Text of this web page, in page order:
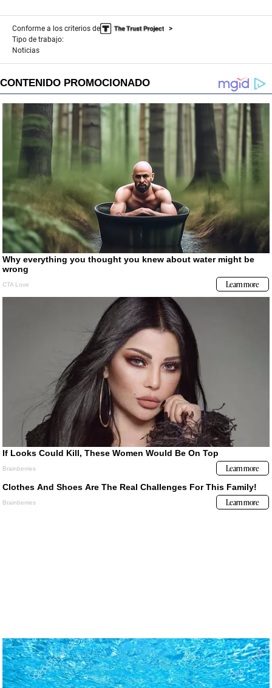
Conforme a los criterios de
Tipo de trabajo:
Noticias